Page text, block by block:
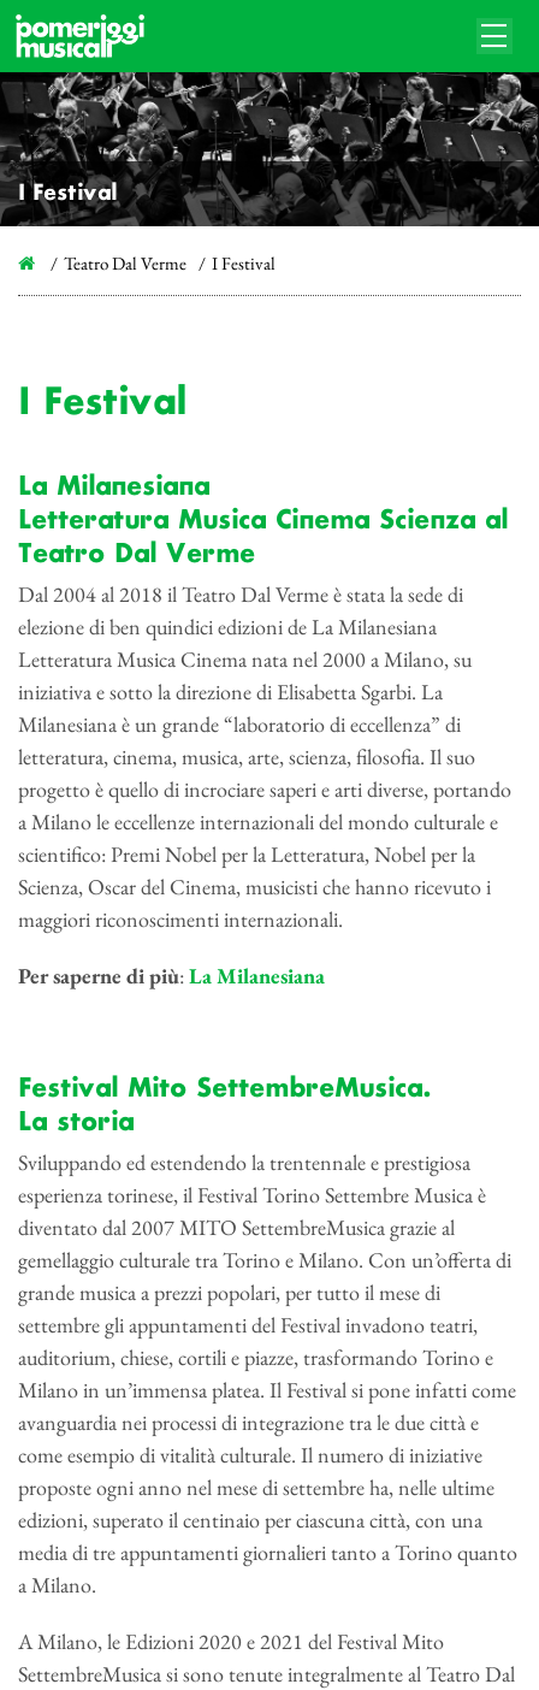
I Festival
Teatro Dal Verme I Festival
I Festival
La Milanesiana
Letteratura Musica Cinema Scienza al
Teatro Dal Verme
Dal 2004 al 2018 il Teatro Dal Verme è stata la sede di
elezione di ben quindici edizioni de La Milanesiana
Letteratura Musica Cinema nata nel 2000 a Milano, su
iniziativa e sotto la direzione di Elisabetta Sgarbi. La
Milanesiana è un grande “laboratorio di eccellenza” di
letteratura, cinema, musica, arte, scienza, filosofia. Il suo
progetto è quello di incrociare saperi e arti diverse, portando
a Milano le eccellenze internazionali del mondo culturale e
scientifico: Premi Nobel per la Letteratura, Nobel per la
Scienza, Oscar del Cinema, musicisti che hanno ricevuto i
maggiori riconoscimenti internazionali.
Per saperne di più:La Milanesiana
Festival Mito SettembreMusica.
La storia
Sviluppando ed estendendo la trentennale e prestigiosa
esperienza torinese, il Festival Torino Settembre Musica è
diventato dal 2007 MITO SettembreMusica grazie al
gemellaggio culturale tra Torino e Milano. Con un’offerta di
grande musica a prezzi popolari, per tutto il mese di
settembre gli appuntamenti del Festival invadono teatri,
auditorium, chiese, cortili e piazze, trasformando Torino e
Milano in un’immensa platea. Il Festival si pone infatti come
avanguardia nei processi di integrazione tra le due città e
come esempio di vitalità culturale. Il numero di iniziative
proposte ogni anno nel mese di settembre ha, nelle ultime
edizioni, superato il centinaio per ciascuna città, con una
media di tre appuntamenti giornalieri tanto a Torino quanto
a Milano.
A Milano, le Edizioni 2020 e 2021 del Festival Mito
SettembreMusica si sono tenute integralmente al Teatro Dal